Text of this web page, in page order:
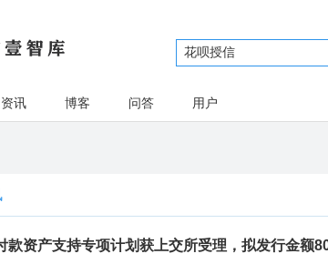
资讯 博客 问答 用户
款资产支持专项计划获上交所受理，拟发行金额